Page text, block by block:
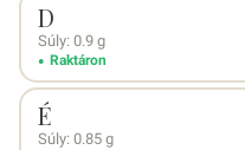
D
Súly: 0.9 g
Raktáron
É
Súly: 0.85 g